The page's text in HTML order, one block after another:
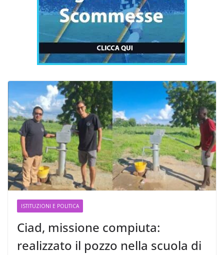
ISTITUZIONI E POLITICA
Ciad, missione compiuta:
realizzato il pozzo nella scuola di